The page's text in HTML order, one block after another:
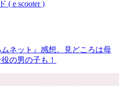
( e scooter )
ネット』感想。見どころは母
の男の子も！